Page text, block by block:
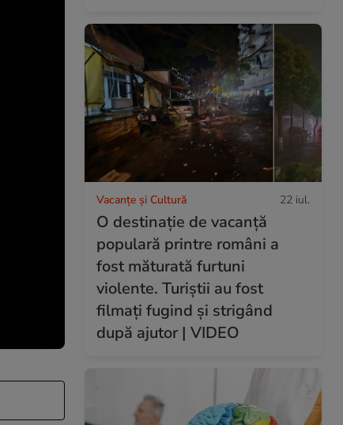
Vacanțe și Cultură 22 iul.
O destinație de vacanță
populară printre români a
fost măturată furtuni
violente. Turiștii au fost
filmați fugind și strigând
după ajutor | VIDEO